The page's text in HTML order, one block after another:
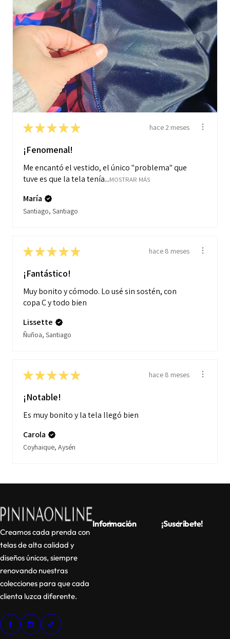
★★★★★ hace 2 meses
¡Fenomenal!
Me encantó el vestido, el único "problema" que
tuve es que la tela tenía...MOSTRAR MÁS
María
Santiago, Santiago
★★★★★ hace 8 meses
¡Fantástico!
Muy bonito y cómodo. Lo usé sin sostén, con
copa C y todo bien
Lissette
Ñuñoa, Santiago
★★★★★ hace 8 meses
¡Notable!
Es muy bonito y la tela llegó bien
Carola
Coyhaique, Aysén
Creamos cada prenda con
telas de alta calidad y
diseños únicos, siempre
renovando nuestras
colecciones para que cada
clienta luzca diferente.
Información ¡Suscríbete!